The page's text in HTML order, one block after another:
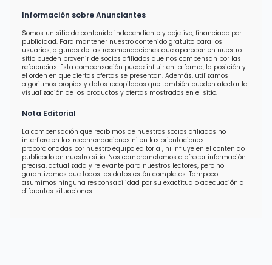
Información sobre Anunciantes
Somos un sitio de contenido independiente y objetivo, financiado por
publicidad. Para mantener nuestro contenido gratuito para los
usuarios, algunas de las recomendaciones que aparecen en nuestro
sitio pueden provenir de socios afiliados que nos compensan por las
referencias. Esta compensación puede influir en la forma, la posición y
el orden en que ciertas ofertas se presentan. Además, utilizamos
algoritmos propios y datos recopilados que también pueden afectar la
visualización de los productos y ofertas mostrados en el sitio.
Nota Editorial
La compensación que recibimos de nuestros socios afiliados no
interfiere en las recomendaciones ni en las orientaciones
proporcionadas por nuestro equipo editorial, ni influye en el contenido
publicado en nuestro sitio. Nos comprometemos a ofrecer información
precisa, actualizada y relevante para nuestros lectores, pero no
garantizamos que todos los datos estén completos. Tampoco
asumimos ninguna responsabilidad por su exactitud o adecuación a
diferentes situaciones.